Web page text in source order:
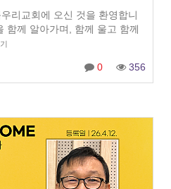
리교회에 오신 것을 환영합니
함께 알아가며, 함께 울고 함께
0 356